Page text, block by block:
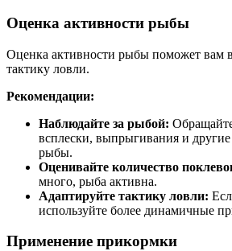
Оценка активности рыбы
Оценка активности рыбы поможет вам
тактику ловли.
Рекомендации:
Наблюдайте за рыбой:
всплески, выпрыгивания и
рыбы.
Оценивайте количество
много, рыба активна.
Адаптируйте тактику ловли:
используйте более динамичные
Применение прикормки